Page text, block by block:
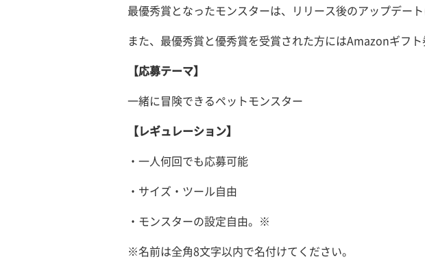
最優秀賞となったモンスターは、リリース後のアップデー
また、最優秀賞と優秀賞を受賞された方にはAmazonギフ
【応募テーマ】
一緒に冒険できるペットモンスター
【レギュレーション】
・一人何回でも応募可能
・サイズ・ツール自由
・モンスターの設定自由。※
※名前は全角8文字以内で名付けてください。